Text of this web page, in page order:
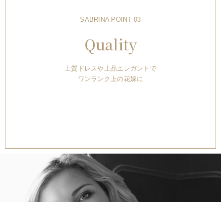
SABRINA POINT 03
Quality
上質ドレスや上品エレガントで
ワンランク上の花嫁に